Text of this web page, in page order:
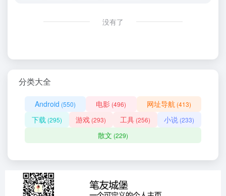
没有了
分类大全
Android (550) 电影 (496) 网址导航 (413)
下载 (295) 游戏 (293) 工具(256) 小说 (233)
散文 (229)